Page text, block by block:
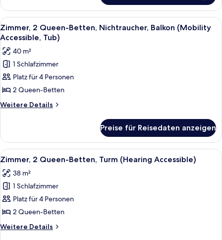
Tub)
anzeigen
2 Queen-
Betten,
Nichtraucher,
Balkon
Accessible,
Tub)
Alle
Fotos
für
Zimmer,
2 Queen-
Betten,
Nichtraucher,
Balkon
Tub)
anzeigen
Ein Hotelzimmer mit zwei Betten,
3
Zimmer, 2 Queen-Betten, Nichtraucher, Balkon (Mobility
Accessible, Tub)
40 m²
1 Schlafzimmer
Platz für 4 Personen
2 Queen-Betten
Weitere Details
Weitere
2 Queen-
Betten,
Nichtraucher,
(Mobility
Accessible,
Preise für Reisedaten anzeigen
Alle
Fotos
für
Zimmer,
2 Queen-
Betten,
Turm
(Hearing
Ein Hotelzimmer mit zwei Betten,
5
Zimmer, 2 Queen-Betten, Turm (Hearing Accessible)
38 m²
1 Schlafzimmer
Platz für 4 Personen
2 Queen-Betten
Weitere Details
Weitere